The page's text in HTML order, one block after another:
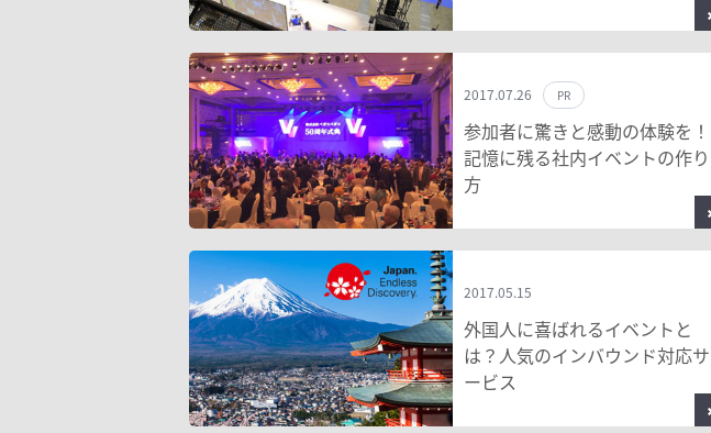
2017.07.26 PR
参加者に驚きと感動の体験を！
記憶に残る社内イベントの作り
方
2017.05.15
外国人に喜ばれるイベントと
は？人気のインバウンド対応サ
ービス